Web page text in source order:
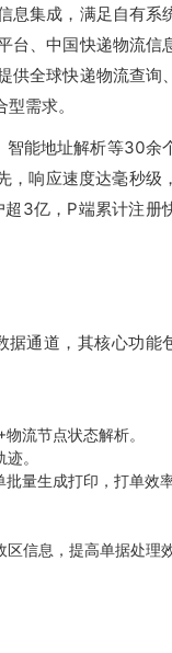
息集成，满足自有系
台、中国快递物流信
供全球快递物流查询
需求。
智能地址解析等30余
，响应速度达毫秒级
3亿，P端累计注册
据通道，其核心功能
流节点状态解析。
。
量生成打印，打单效
区信息，提高单据处理